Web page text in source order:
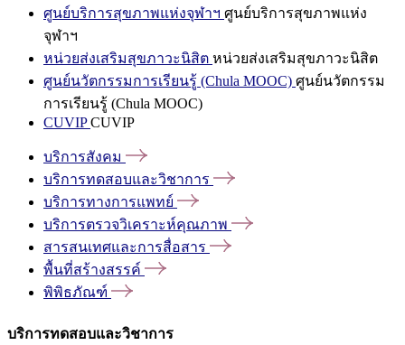
ศูนย์บริการสุขภาพแห่งจุฬาฯ ศูนย์บริการสุขภาพแห่ง
จุฬาฯ
หน่วยส่งเสริมสุขภาวะนิสิต หน่วยส่งเสริมสุขภาวะนิสิต
ศูนย์นวัตกรรมการเรียนรู้ (Chula MOOC) ศูนย์นวัตกรรม
การเรียนรู้ (Chula MOOC)
CUVIPCUVIP
บริการสังคม
บริการทดสอบและวิชาการ
บริการทางการแพทย์
บริการตรวจวิเคราะห์คุณภาพ
สารสนเทศและการสื่อสาร
พื้นที่สร้างสรรค์
พิพิธภัณฑ์
บริการทดสอบและวิชาการ